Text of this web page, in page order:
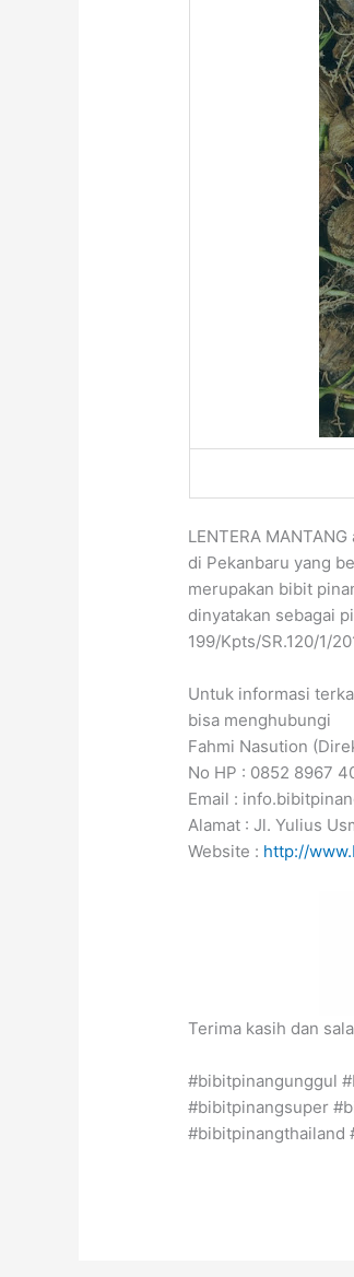
LENTERA
di Pekanbaru yang
merupakan bibit
dinyatakan sebagai
199/Kpts/SR.120/1/
Untuk informasi
bisa menghubungi
Fahmi Nasution
No HP : 0852 8967
Email :
Alamat : Jl. Yulius
Website : http://
Terima kasih dan
#bibitpinangunggul
#bibitpinangsuper
#bibitpinangthailand